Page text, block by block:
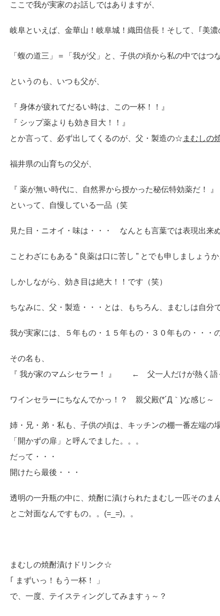
ここで我が実家のお話しではありますが、
岐阜といえば、金華山！岐阜城！織田信長！そして、｢美
「蝮の道三」＝「我が父」と、子供の頃から私の中ではつ
というのも、いつも父が、
『 身体が疲れてだるい時は、この一杯！！』
『 シップ薬よりも効き目大！！』
とか言って、必ず出してくるのが、父・製造の☆ まむしの
福井県の山育ちの父が、
『 薬が無い時代に、自然界から授かった秘伝特効薬だ！ 』
といって、自慢している一品（笑
見た目・ニオイ・味は・・・ なんとも言葉では表現出来
ことわざにもある “ 良薬は口に苦し ” とでも申しましょう
しかしながら、効き目は絶大！！です（笑）
ちなみに、父・製造・・・とは、もちろん、まむしは自分
我が実家には、５年もの・１５年もの・３０年もの・・・
その名も、
『 我が家のマムシセラー！ 』 ← 父一人だけが熱く語
ワインセラーにちなんでかっ！？ 親父殿(*´Д｀)な感じ～
姉・兄・弟・私も、子供の頃は、キッチンの棚一番左端の
「開かずの扉」と呼んでました。。。
だって・・・
開けたら最後・・・
透明の一升瓶の中に、焼酎に漬けられたまむし一匹そのま
とご対面なんですもの。。(=_=)。。
まむしの焼酎漬けドリンク☆
｢ まずいっ！もう一杯！ 」
で、一度、テイスティングしてみますぅ～？